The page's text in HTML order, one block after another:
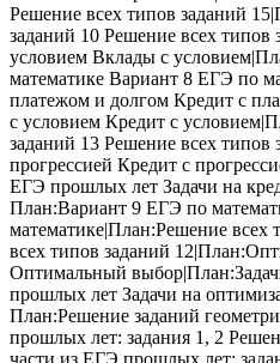
Решение всех типов заданий
заданий 10 Решение всех
условием Вклады с
математике Вариант 8 ЕГЭ по
платежом и долгом Кредит с
с условием Кредит с
заданий 13 Решение всех типов
прогрессией Кредит с
ЕГЭ прошлых лет Задачи на
План:Вариант 9 ЕГЭ по
математике|План:Решение всех
всех типов заданий
Оптимальный
прошлых лет Задачи на
План:Решение заданий
прошлых лет: задания 1, 2
части из ЕГЭ прошлых лет: